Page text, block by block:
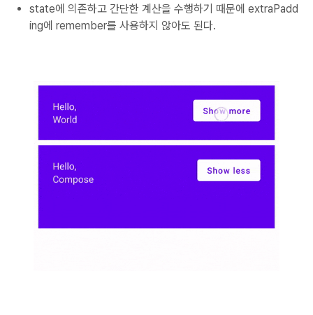
state에 의존하고 간단한 계산을 수행하기 때문에 extraPadd
ing에 remember를 사용하지 않아도 된다.